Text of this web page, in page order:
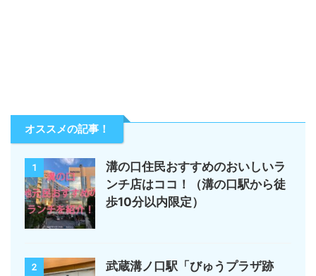
オススメの記事！
1
溝の口住民おすすめのおいしいラ
ンチ店はココ！（溝の口駅から徒
歩10分以内限定）
2
武蔵溝ノ口駅「びゅうプラザ跡